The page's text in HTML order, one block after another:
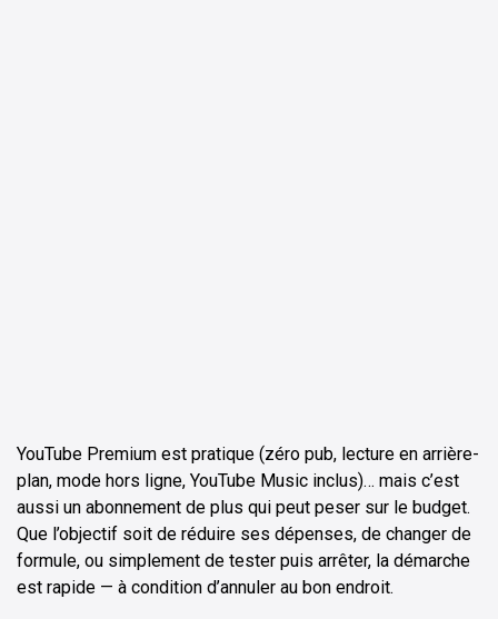
YouTube Premium est pratique (zéro pub, lecture en arrière-
plan, mode hors ligne, YouTube Music inclus)… mais c’est
aussi un abonnement de plus qui peut peser sur le budget.
Que l’objectif soit de réduire ses dépenses, de changer de
formule, ou simplement de tester puis arrêter, la démarche
est rapide — à condition d’annuler au bon endroit.